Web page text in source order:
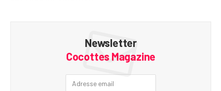
Newsletter
Cocottes Magazine